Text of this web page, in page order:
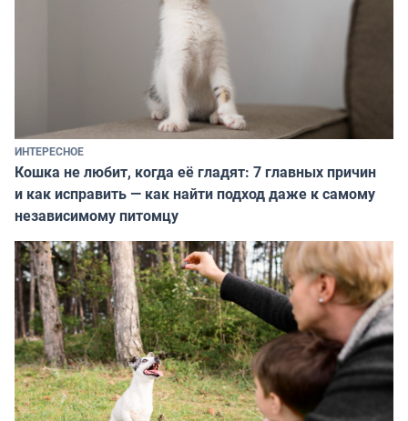
ИНТЕРЕСНОЕ
Кошка не любит, когда её гладят: 7 главных причин
и как исправить — как найти подход даже к самому
независимому питомцу